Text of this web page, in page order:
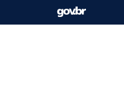
Skip to main content